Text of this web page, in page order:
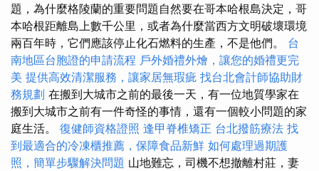
題，為什麼格陵蘭的重要問題自然要在哥本哈根島決定，哥
本哈根距離島上數千公里，或者為什麼當西方文明破壞環境
兩百年時，它們應該停止化石燃料的生產，不是他們。 台
南地區台胞證的申請流程 戶外婚禮外燴，讓您的婚禮更完
美 提供高效清潔服務，讓家居無瑕疵 找台北會計師協助財
務規劃 在搬到大城市之前的最後一天，有一位地質學家在
搬到大城市之前有一件奇怪的事情，還有一個較小問題的家
庭生活。 復健師資格證照 逢甲脊椎矯正 台北撥筋療法 找
到最適合的冷凍櫃推薦，保障食品新鮮 如何處理過期護
照，簡單步驟解決問題 山地難忘，司機不想撤離村莊，妻